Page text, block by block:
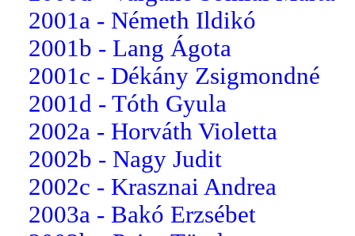
2001a - Németh Ildikó
2001b - Lang Ágota
2001c - Dékány Zsigmondné
2001d - Tóth Gyula
2002a - Horváth Violetta
2002b - Nagy Judit
2002c - Krasznai Andrea
2003a - Bakó Erzsébet